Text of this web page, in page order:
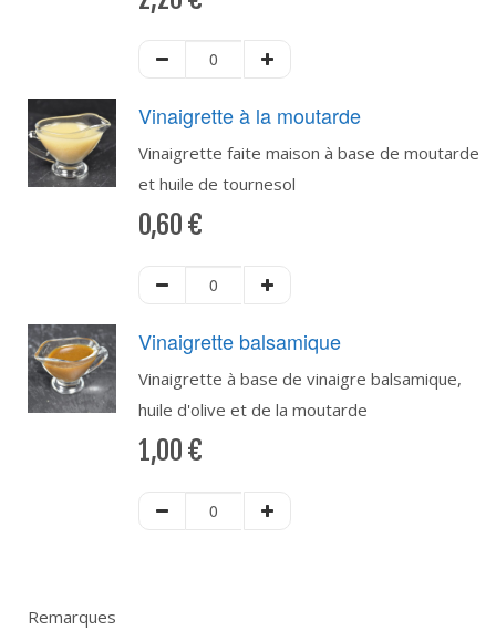
Vinaigrette à la moutarde
Vinaigrette faite maison à base de moutarde
et huile de tournesol
0,60 €
Vinaigrette balsamique
Vinaigrette à base de vinaigre balsamique,
huile d'olive et de la moutarde
1,00 €
Remarques